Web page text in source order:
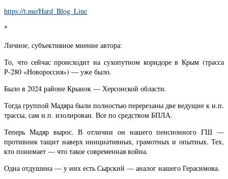
https://t.me/Hard_Blog_Line
*
Личное, субъективное мнение автора:
То, что сейчас происходит на сухопутном коридоре в Крым (трасса
Р-280 «Новороссия») — уже было.
Было в 2024 районе Крынок — Херсонской области.
Тогда группой Мадяра были полностью перерезаны две ведущие к н.п.
трассы, сам н.п. изолирован. Все по средством БПЛА.
Теперь Мадяр вырос. В отличии он нашего пенсионного ГШ —
противник тащит наверх инициативных, грамотных и опытных. Тех,
кто понимает — что такое современная война.
Одна отдушина — у них есть Сырский — аналог нашего Герасимова.